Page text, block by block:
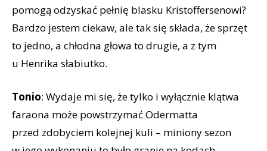
pomogą odzyskać pełnię blasku Kristoffersenowi?
Bardzo jestem ciekaw, ale tak się składa, że sprzęt
to jedno, a chłodna głowa to drugie, a z tym
u Henrika słabiutko.
Tonio: Wydaje mi się, że tylko i wyłącznie klątwa
faraona może powstrzymać Odermatta
przed zdobyciem kolejnej kuli – miniony sezon